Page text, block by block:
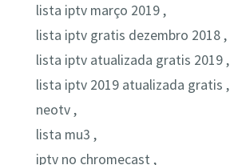
lista iptv março 2019 ,
lista iptv gratis dezembro 2018 ,
lista iptv atualizada gratis 2019 ,
lista iptv 2019 atualizada gratis ,
neotv ,
lista mu3 ,
iptv no chromecast ,